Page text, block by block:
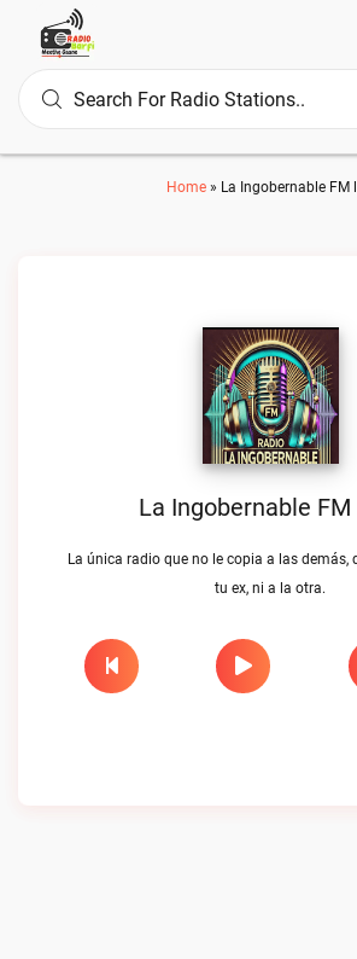
Home» La Ingobernable FM
La Ingobernable FM
La única radio que no le copia a las demás,
tu ex, ni a la otra.